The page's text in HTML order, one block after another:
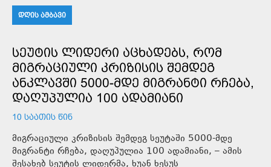
ᲓᲦᲘᲡ ᲐᲛᲑᲐᲕᲘ
ᲡᲔᲣᲢᲘᲡ ᲚᲘᲓᲔᲠᲘ ᲐᲪᲮᲐᲓᲔᲑᲡ, ᲠᲝᲛ
ᲛᲘᲒᲠᲐᲪᲘᲣᲚᲘ ᲙᲠᲘᲖᲘᲡᲘᲡ ᲨᲔᲛᲓᲔᲒ
ᲐᲜᲙᲚᲐᲕᲨᲘ 5000-ᲛᲓᲔ ᲛᲘᲒᲠᲐᲜᲢᲘ ᲠᲩᲔᲑᲐ,
ᲓᲐᲦᲣᲞᲣᲚᲘᲐ 100 ᲐᲓᲐᲛᲘᲐᲜᲘ
10 ᲡᲐᲐᲗᲘᲡ ᲬᲘᲜ
მიგრაციული კრიზისის შემდეგ სეუტაში 5000-მდე
მიგრანტი რჩება, დაღუპულია 100 ადამიანი, – ამის
შესახებ სეუტის ლიდერმა, ხუან ხესუს